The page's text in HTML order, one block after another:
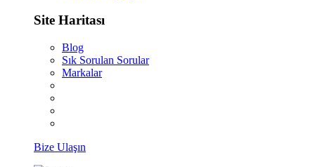
Site Haritası
Blog
Sık Sorulan Sorular
Markalar
Bize Ulaşın